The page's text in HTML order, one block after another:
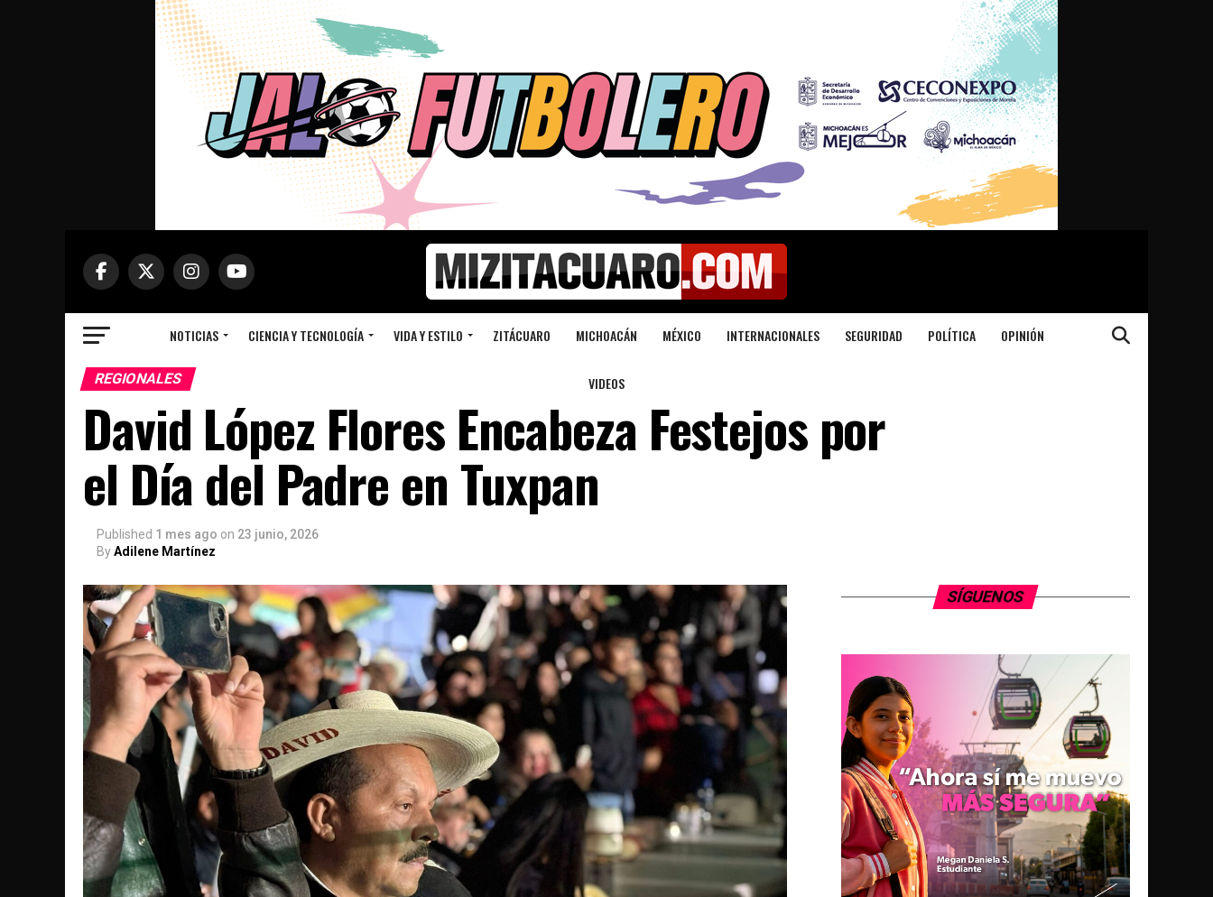
NOTICIAS CIENCIA Y TECNOLOGÍA VIDA Y ESTILO ZITÁCUARO MICHOACÁN MÉXICO INTERNACIONALES SEGURIDAD POLÍTICA OPINIÓN
VIDEOS
REGIONALES
David López Flores Encabeza Festejos por
el Día del Padre en Tuxpan
Published 1 mes ago on 23 junio, 2026
ByAdilene Martínez
SÍGUENOS